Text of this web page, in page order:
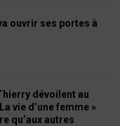
ouvrir ses portes à
dévoilent au
vie d’une femme »
qu’aux autres